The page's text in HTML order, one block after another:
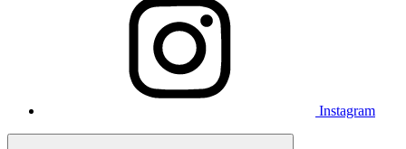
Instagram